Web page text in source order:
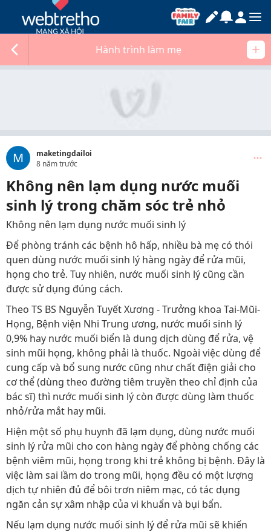
Hành trình làm mẹ
M
maketingdailoi
8 năm trước
Không nên lạm dụng nước muối
sinh lý trong chăm sóc trẻ nhỏ
Không nên lạm dụng nước muối sinh lý
Để phòng tránh các bệnh hô hấp, nhiều bà mẹ có thói
quen dùng nước muối sinh lý hàng ngày để rửa mũi,
họng cho trẻ. Tuy nhiên, nước muối sinh lý cũng cần
được sử dụng đúng cách.
Theo TS BS Nguyễn Tuyết Xương - Trưởng khoa Tai-Mũi-
Họng, Bệnh viện Nhi Trung ương, nước muối sinh lý
0,9% hay nước muối biển là dung dịch dùng để rửa, vệ
sinh mũi họng, không phải là thuốc. Ngoài việc dùng để
cung cấp và bổ sung nước cũng như chất điện giải cho
cơ thể (dùng theo đường tiêm truyền theo chỉ định của
bác sĩ) thì nước muối sinh lý còn được dùng làm thuốc
nhỏ/rửa mắt hay mũi.
Hiện một số phụ huynh đã lạm dụng, dùng nước muối
sinh lý rửa mũi cho con hàng ngày để phòng chống các
bệnh viêm mũi, họng trong khi trẻ không bị bệnh. Đây là
việc làm sai lầm do trong mũi, họng đều có một lượng
dịch tự nhiên đủ để bôi trơn niêm mạc, có tác dụng
ngăn cản sự xâm nhập của vi khuẩn và bụi bẩn.
Nếu lạm dụng nước muối sinh lý để rửa mũi sẽ khiến